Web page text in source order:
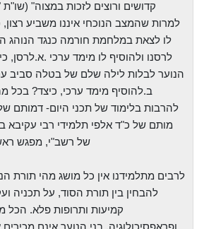
קדושים ורוצים לזכות במצוה"
למרות שהמצב הנוכחי איננו משביע
לו לצאת במלחמת חורמה כנגד הנוהג
לרסנו ולהוסיף לו מימד ערכי .א.לרסן,
הנוער לבלות לילה שלם של בטלה סביב
ב.להוסיף מימד ערכי, כיצד? בכל
להרבות בלימוד של תכני היום- דמותם
מותם של כ"ד אלפי תלמידי רבי עקיבא
של רשב"י, מפגש
לרבים מתלמידנו אין כל מושג מהי תורת
להבחין בין תורת הסוד, על תכניה
קמיעות ותרופות פלא. הכל